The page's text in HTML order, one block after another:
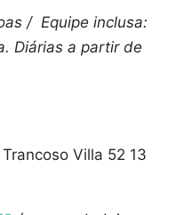
/ Equipe inclusa:
Diárias a partir de